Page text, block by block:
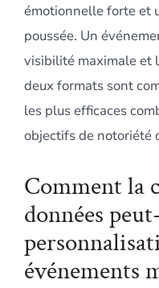
émotionnelle forte et
poussée. Un
visibilité maximale et
deux formats sont
les plus efficaces
objectifs de notoriété
Comment la
données
événements